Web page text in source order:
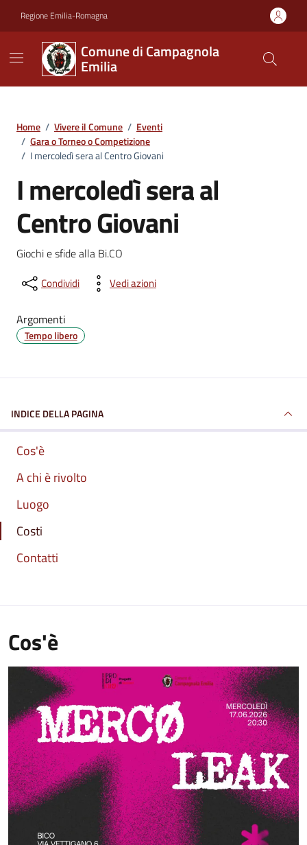
Regione Emilia-Romagna
Comune di Campagnola
Emilia
Home / Vivere il Comune / Eventi
/ Gara o Torneo o Competizione
/ I mercoledì sera al Centro Giovani
I mercoledì sera al
Centro Giovani
Giochi e sfide alla Bi.CO
Condividi Vedi azioni
Argomenti
Tempo libero
INDICE DELLA PAGINA
Cos'è
A chi è rivolto
Luogo
Costi
Contatti
Cos'è